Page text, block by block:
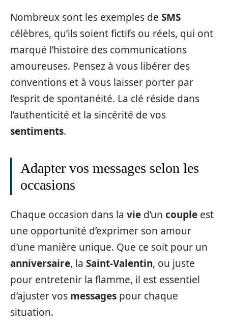
Nombreux sont les exemples de SMS
célèbres, qu’ils soient fictifs ou réels, qui ont
marqué l’histoire des communications
amoureuses. Pensez à vous libérer des
conventions et à vous laisser porter par
l’esprit de spontanéité. La clé réside dans
l’authenticité et la sincérité de vos
sentiments.
Adapter vos messages selon les
occasions
Chaque occasion dans la vie d’un couple est
une opportunité d’exprimer son amour
d’une manière unique. Que ce soit pour un
anniversaire, la Saint-Valentin, ou juste
pour entretenir la flamme, il est essentiel
d’ajuster vos messages pour chaque
situation.